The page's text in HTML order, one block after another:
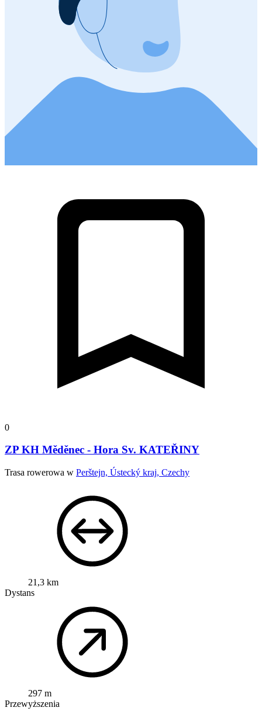
0
ZP KH Měděnec - Hora Sv. KATEŘINY
Trasa rowerowa w Perštejn, Ústecký kraj, Czechy
21,3 km
Dystans
297 m
Przewyższenia